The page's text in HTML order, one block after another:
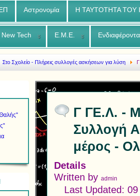
Αστρονομία Η ΤΑΥΤΟΤΗΤΑ ΤΟΥ
Tech Ε.Μ.Ε.
Στο Σχολείο - Πλήρεις συλλογές ασκήσεων για λύση
2020 2021 Γ μέρος - Ολοκληρώματα και γενικες
Γ ΓΕ.Λ. -
Συλλογή
μέρος -
Details
Written byadmin
Last Updated: